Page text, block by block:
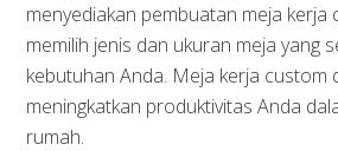
menyediakan pembuatan meja kerja
memilih jenis dan ukuran meja yang
kebutuhan Anda. Meja kerja custom
meningkatkan produktivitas Anda
rumah.